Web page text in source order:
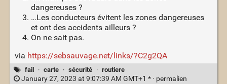
dangereuses ?
…Les conducteurs évitent les zones dangereuses
et ont des accidents ailleurs ?
On ne sait pas.
via https://sebsauvage.net/links/?C2g2QA
fail · carte · sécurité · routiere
January 27, 2023 at 9:07:39 AM GMT+1 * · permalien